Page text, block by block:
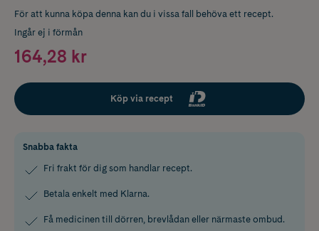
För att kunna köpa denna kan du i vissa fall behöva ett recept.
Ingår ej i förmån
164,28 kr
Köp via recept
Snabba fakta
Fri frakt för dig som handlar recept.
Betala enkelt med Klarna.
Få medicinen till dörren, brevlådan eller närmaste ombud.